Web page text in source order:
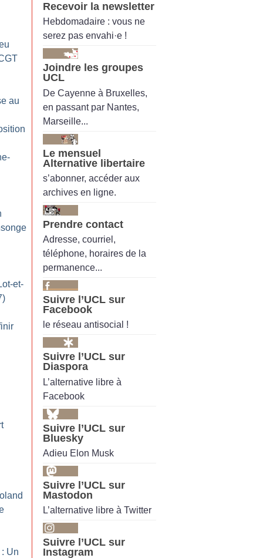
au
et-
Un
Recevoir la newsletter
Hebdomadaire : vous ne
serez pas envahi·e !
Joindre les groupes
UCL
De Cayenne à Bruxelles,
en passant par Nantes,
Marseille...
Le mensuel
Alternative libertaire
s’abonner, accéder aux
archives en ligne.
Prendre contact
Adresse, courriel,
téléphone, horaires de la
permanence...
Suivre l’UCL sur
Facebook
le réseau antisocial !
Suivre l’UCL sur
Diaspora
L’alternative libre à
Facebook
Suivre l’UCL sur
Bluesky
Adieu Elon Musk
Suivre l’UCL sur
Mastodon
L’alternative libre à Twitter
Suivre l’UCL sur
Instagram